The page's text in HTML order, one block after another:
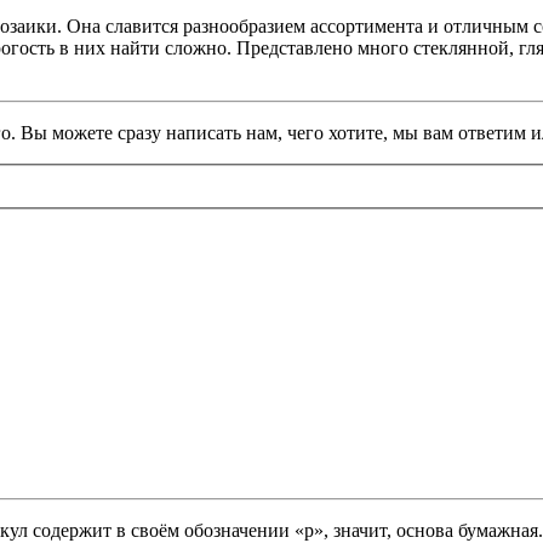
Она славится разнообразием ассортимента и отличным
в них найти сложно. Представлено много стеклянной,
Вы можете сразу написать нам, чего хотите, мы вам ответим
содержит в своём обозначении «p», значит, основа